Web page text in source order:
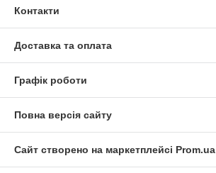
Контакти
Доставка та оплата
Графік роботи
Повна версія сайту
Сайт створено на маркетплейсі Prom.ua